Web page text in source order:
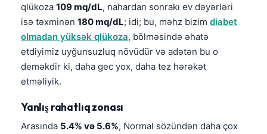
qlükoza 109 mq/dL, nahardan sonrakı ev dəyərləri
isə təxminən 180 mq/dL; idi; bu, məhz bizim diabet
olmadan yüksək qlükoza, bölməsində əhatə
etdiyimiz uyğunsuzluq növüdür və adətən bu o
deməkdir ki, daha gec yox, daha tez hərəkət
etməliyik.
Yanlış rahatlıq zonası
Arasında 5.4% və 5.6%, Normal sözündən daha çox